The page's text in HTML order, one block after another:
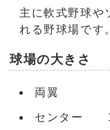
主に軟式野球や
れる野球場です
球場の大きさ
両翼
センター